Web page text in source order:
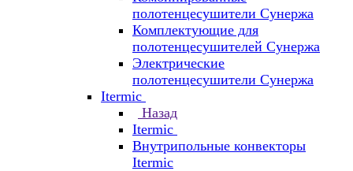
полотенцесушители Сунержа
Комплектующие для
полотенцесушителей Сунержа
Электрические
полотенцесушители Сунержа
Itermic
Назад
Itermic
Внутрипольные конвекторы
Itermic